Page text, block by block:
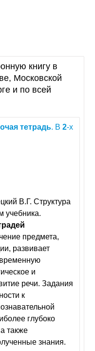
книгу в
Московской
и по всей
тетрадь. В2-х
В.Г. Структура
учебника.
предмета,
развивает
и
речи. Задания
к
глубоко
также
знания.